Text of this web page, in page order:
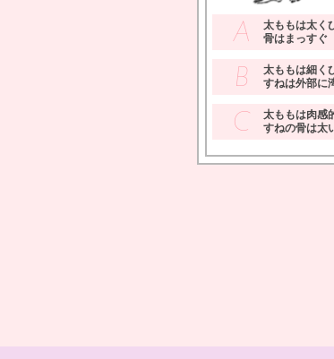
A
太ももは太く
骨はまっすぐ
B
太ももは細く
すねは外部に
C
太ももは肉感
すねの骨は太